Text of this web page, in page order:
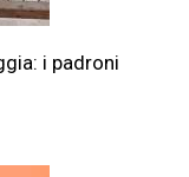
i padroni